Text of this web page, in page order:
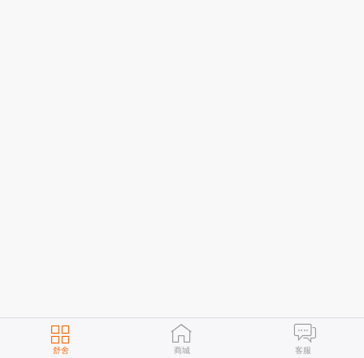
舒舍 商城 客服